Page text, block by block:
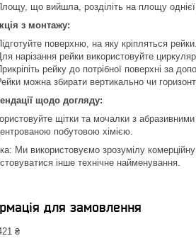
що вийшла, розділіть на площу однієї
з монтажу:
поверхню, на яку кріпляться рейки.
нарізання рейки використовуйте
рейку до потрібної поверхні за
можна збирати вертикально чи
щодо догляду:
щітки та мочалки з
побутовою хімією.
Ми використовуємо зрозумілу
інше технічне найменування.
для замовлення
₴